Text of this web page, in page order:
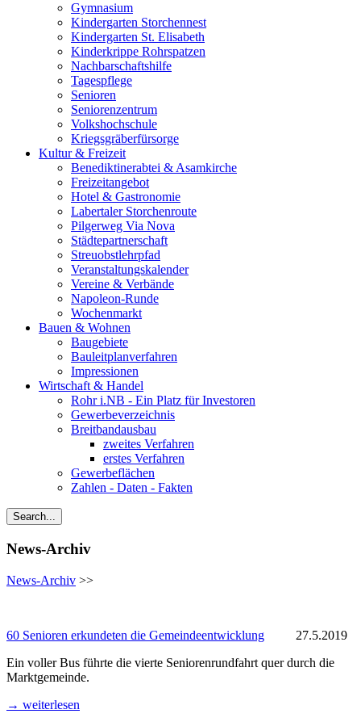
Gymnasium
Kindergarten Storchennest
Kindergarten St. Elisabeth
Kinderkrippe Rohrspatzen
Nachbarschaftshilfe
Tagespflege
Senioren
Seniorenzentrum
Volkshochschule
Kriegsgräberfürsorge
Kultur & Freizeit
Benediktinerabtei & Asamkirche
Freizeitangebot
Hotel & Gastronomie
Labertaler Storchenroute
Pilgerweg Via Nova
Städtepartnerschaft
Streuobstlehrpfad
Veranstaltungskalender
Vereine & Verbände
Napoleon-Runde
Wochenmarkt
Bauen & Wohnen
Baugebiete
Bauleitplanverfahren
Impressionen
Wirtschaft & Handel
Rohr i.NB - Ein Platz für Investoren
Gewerbeverzeichnis
Breitbandausbau
zweites Verfahren
erstes Verfahren
Gewerbeflächen
Zahlen - Daten - Fakten
News-Archiv
News-Archiv >>
60 Senioren erkundeten die Gemeindeentwicklung
27.5.2019
Ein voller Bus führte die vierte Seniorenrundfahrt quer durch die
Marktgemeinde.
→ weiterlesen